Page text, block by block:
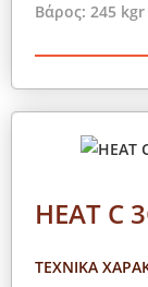
Βάρος: 245 kgr
HEAT C
ΤΕΧΝΙΚΑ